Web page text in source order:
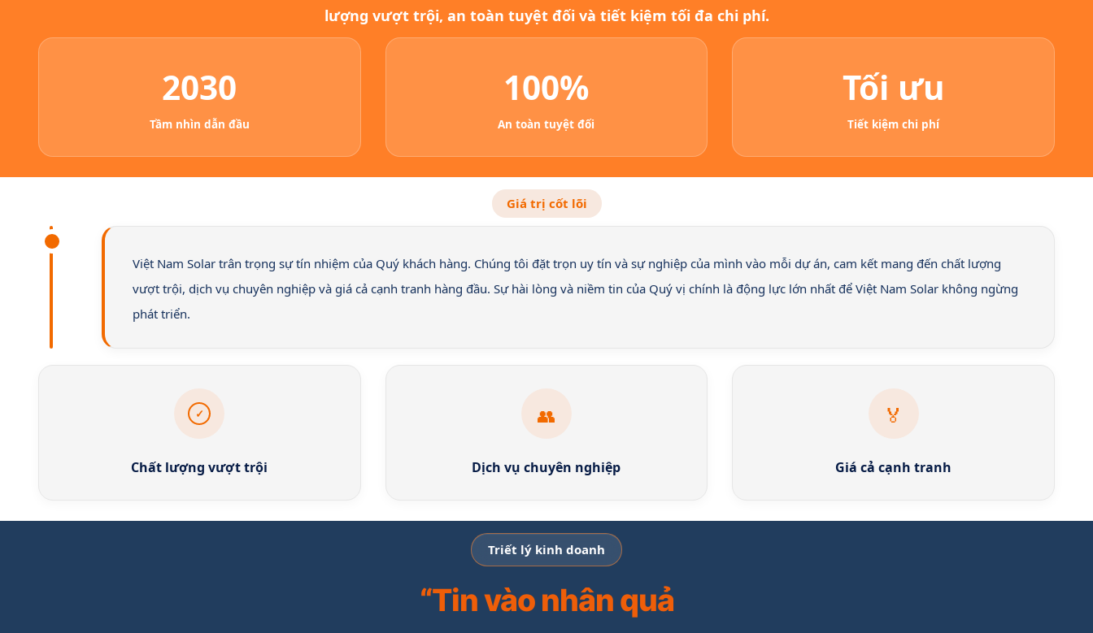
lượng vượt trội, an toàn tuyệt đối và tiết kiệm tối đa chi phí.
2030
Tầm nhìn dẫn đầu
100%
An toàn tuyệt đối
Tối ưu
Tiết kiệm chi phí
Giá trị cốt lõi
Việt Nam Solar trân trọng sự tín nhiệm của Quý khách hàng. Chúng tôi đặt trọn uy tín và sự nghiệp của mình vào mỗi dự án, cam kết mang đến chất lượng
vượt trội, dịch vụ chuyên nghiệp và giá cả cạnh tranh hàng đầu. Sự hài lòng và niềm tin của Quý vị chính là động lực lớn nhất để Việt Nam Solar không ngừng
phát triển.
✓
Chất lượng vượt trội
👥
Dịch vụ chuyên nghiệp
🏅
Giá cả cạnh tranh
Triết lý kinh doanh
“Tin vào nhân quả